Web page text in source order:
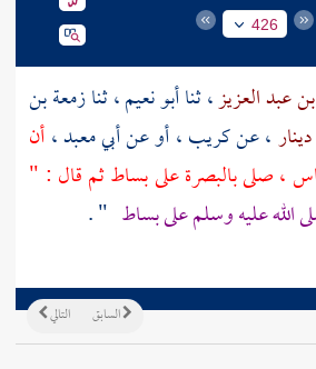
426
عبد العزيز، ثناأبو نعيم، ثنازمعة بن
، عنكريب، أو عنأبي معبد،أن
، صلىبالبصرةعلى بساط ثم قال : "
الله عليه وسلم على بساط " .
التالي السابق